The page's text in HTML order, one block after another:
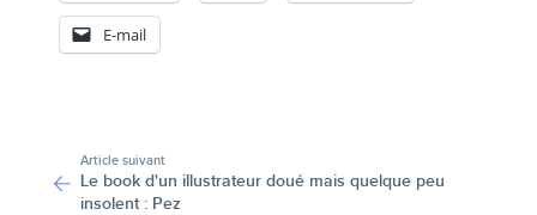
E-mail
Article suivant
Le book d'un illustrateur doué mais quelque peu
insolent : Pez